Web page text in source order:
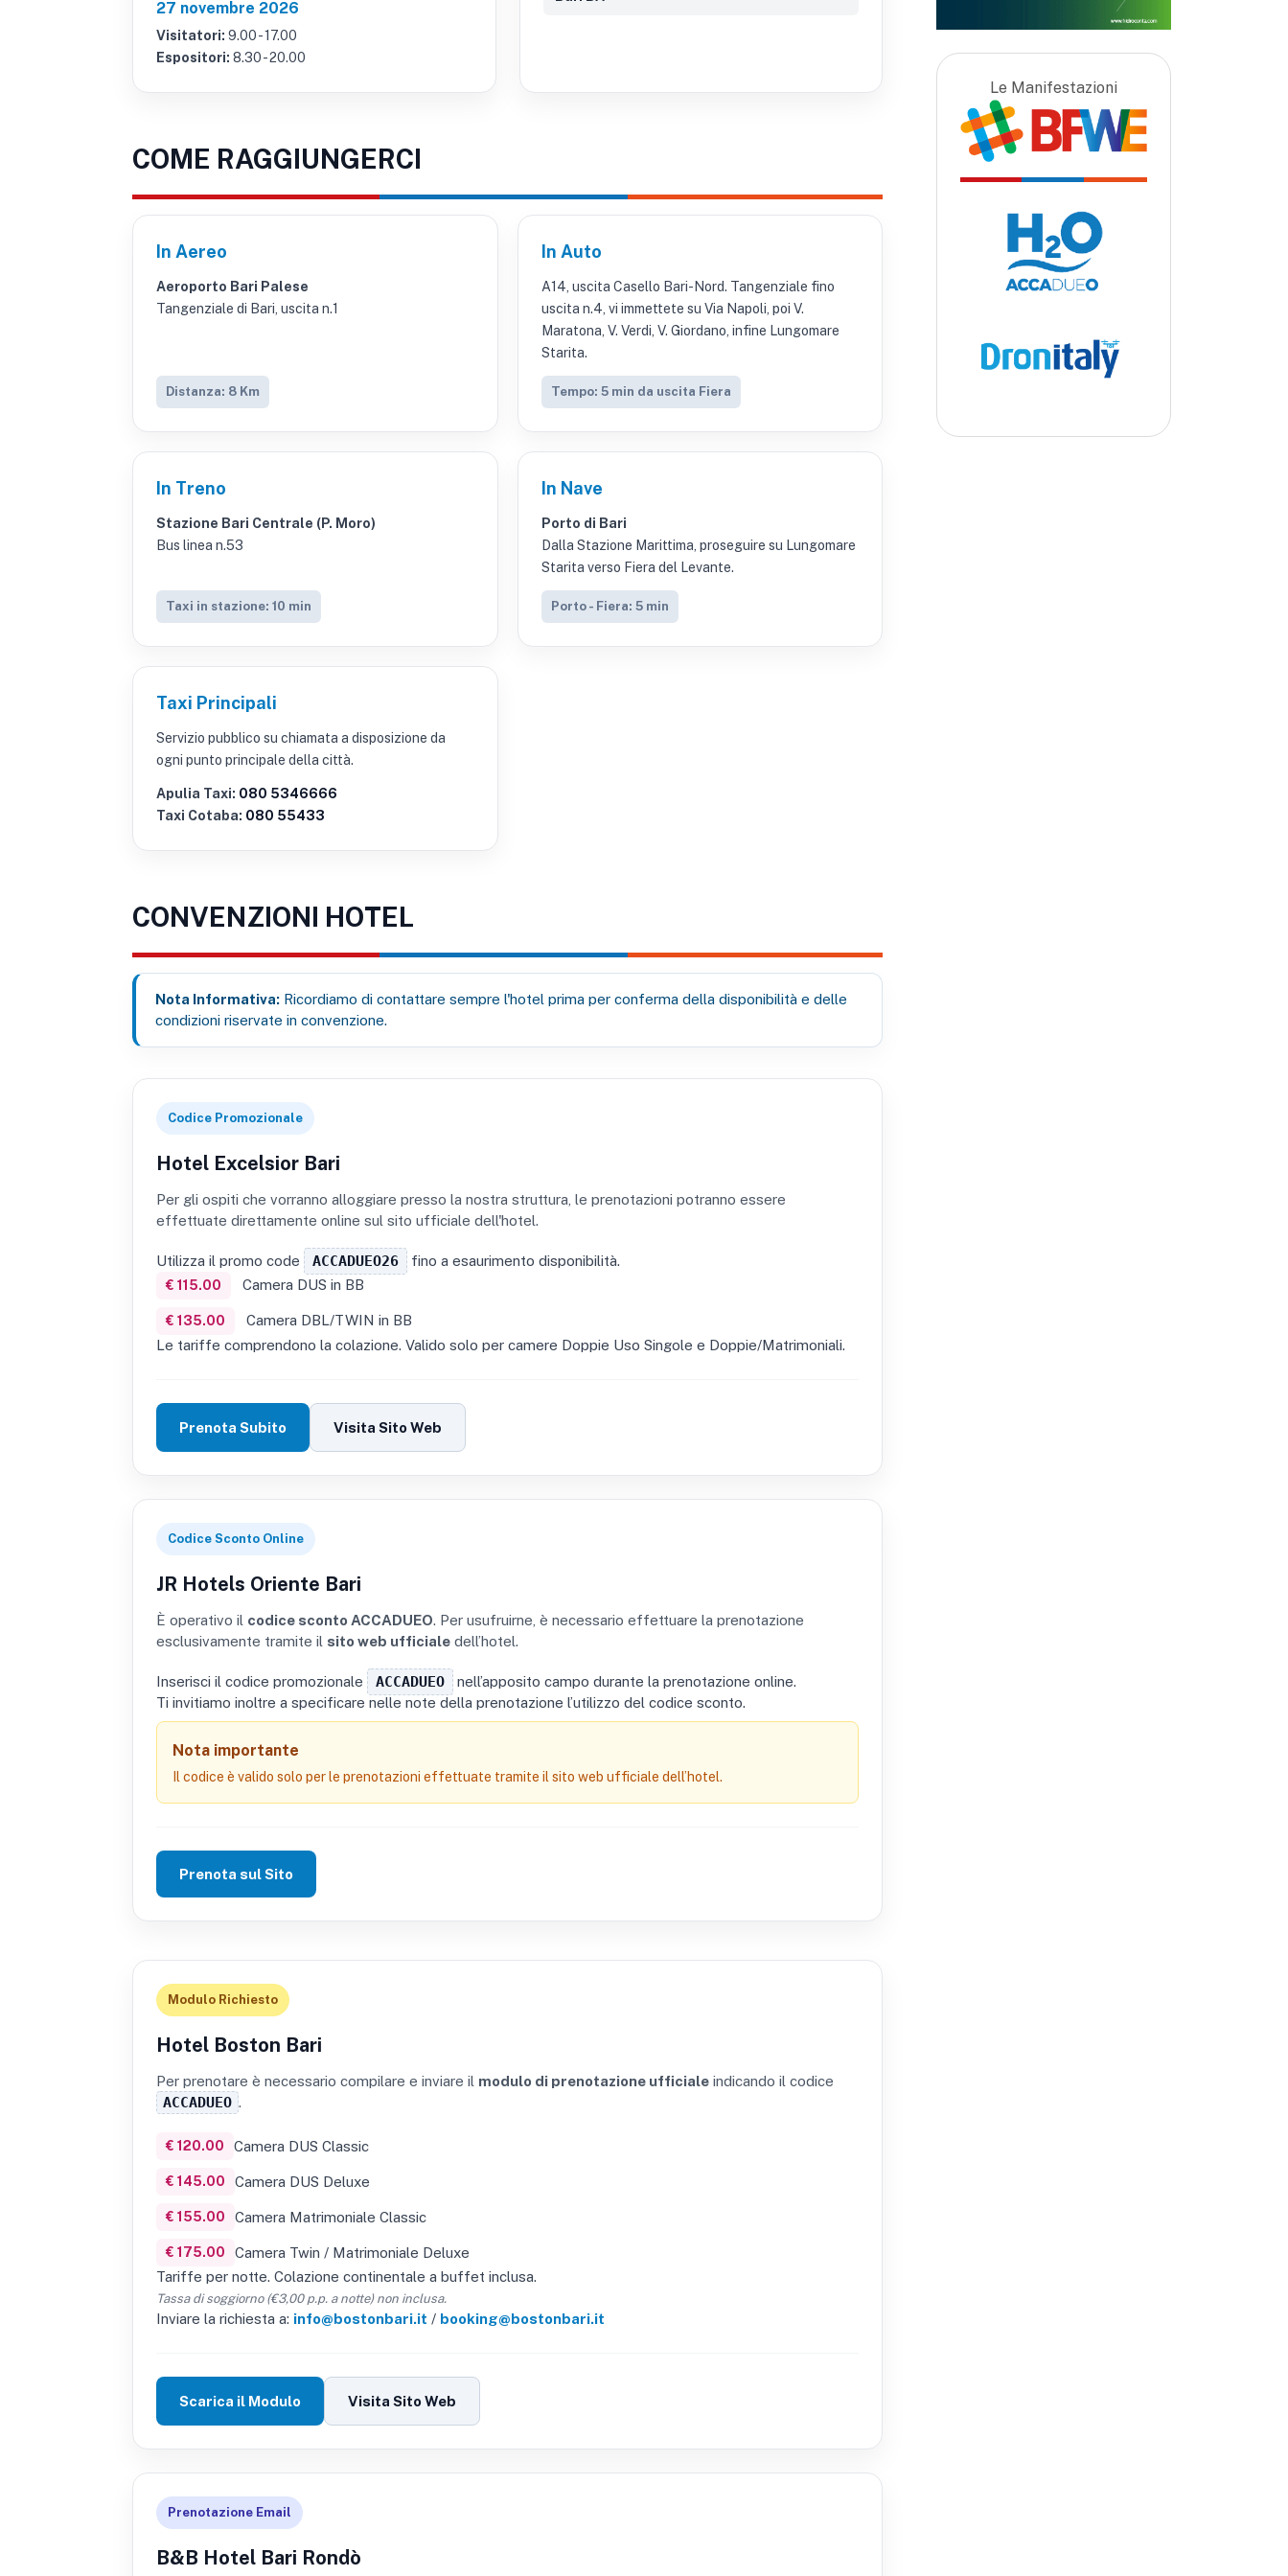
27 novembre 2026
Visitatori: 9.00 - 17.00
Espositori: 8.30 - 20.00
COME RAGGIUNGERCI
In Aereo
Aeroporto Bari Palese
Tangenziale di Bari, uscita n.1
Distanza: 8 Km
In Auto
A14, uscita Casello Bari-Nord. Tangenziale fino
uscita n.4, vi immettete su Via Napoli, poi V.
Maratona, V. Verdi, V. Giordano, infine Lungomare
Starita.
Tempo: 5 min da uscita Fiera
In Treno
Stazione Bari Centrale (P. Moro)
Bus linea n.53
Taxi in stazione: 10 min
In Nave
Porto di Bari
Dalla Stazione Marittima, proseguire su Lungomare
Starita verso Fiera del Levante.
Porto - Fiera: 5 min
Taxi Principali
Servizio pubblico su chiamata a disposizione da
ogni punto principale della città.
Apulia Taxi: 080 5346666
Taxi Cotaba: 080 55433
CONVENZIONI HOTEL
Nota Informativa: Ricordiamo di contattare sempre l'hotel prima per conferma della disponibilità e delle
condizioni riservate in convenzione.
Codice Promozionale
Hotel Excelsior Bari
Per gli ospiti che vorranno alloggiare presso la nostra struttura, le prenotazioni potranno essere
effettuate direttamente online sul sito ufficiale dell'hotel.
Utilizza il promo code ACCADUEO26 fino a esaurimento disponibilità.
€ 115.00 Camera DUS in BB
€ 135.00
Camera DBL/TWIN in BB
Le tariffe comprendono la colazione. Valido solo per camere Doppie Uso Singole e Doppie/Matrimoniali.
Prenota Subito Visita Sito Web
Codice Sconto Online
JR Hotels Oriente Bari
È operativo il codice sconto ACCADUEO. Per usufruirne, è necessario effettuare la prenotazione
esclusivamente tramite il sito web ufficiale dell’hotel.
Inserisci il codice promozionale ACCADUEO
nell’apposito campo durante la prenotazione online.
Ti invitiamo inoltre a specificare nelle note della prenotazione l’utilizzo del codice sconto.
Nota importante
Il codice è valido solo per le prenotazioni effettuate tramite il sito web ufficiale dell’hotel.
Prenota sul Sito
Modulo Richiesto
Hotel Boston Bari
Per prenotare è necessario compilare e inviare il modulo di prenotazione ufficiale indicando il codice
ACCADUEO .
€ 120.00 Camera DUS Classic
€ 145.00 Camera DUS Deluxe
€ 155.00 Camera Matrimoniale Classic
€ 175.00
Camera Twin / Matrimoniale Deluxe
Tariffe per notte. Colazione continentale a buffet inclusa.
Tassa di soggiorno (€3,00 p.p. a notte) non inclusa.
Inviare la richiesta a: info@bostonbari.it / booking@bostonbari.it
Scarica il Modulo Visita Sito Web
Prenotazione Email
B&B Hotel Bari Rondò
Le Manifestazioni